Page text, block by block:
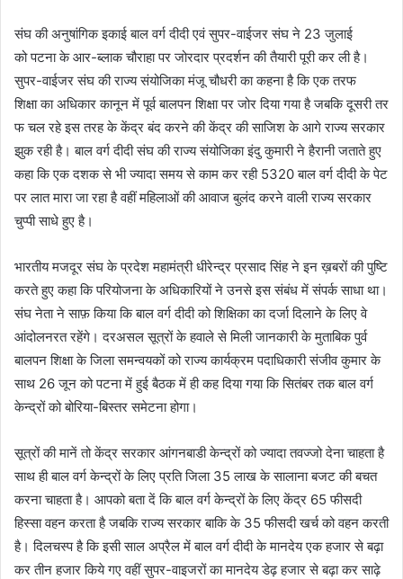
संघ की अनुषांगिक इकाई बाल वर्ग दीदी एवं सुपर-वाईजर संघ ने 23 जुलाई
को पटना के आर-ब्लाक चौराहा पर जोरदार प्रदर्शन की तैयारी पूरी कर ली है।
सुपर-वाईजर संघ की राज्य संयोजिका मंजू चौधरी का कहना है कि एक तरफ
शिक्षा का अधिकार कानून में पूर्व बालपन शिक्षा पर जोर दिया गया है जबकि दूसरी तर
फ चल रहे इस तरह के केंद्र बंद करने की केंद्र की साजिश के आगे राज्य सरकार
झुक रही है। बाल वर्ग दीदी संघ की राज्य संयोजिका इंदु कुमारी ने हैरानी जताते हुए
कहा कि एक दशक से भी ज्यादा समय से काम कर रही 5320 बाल वर्ग दीदी के पेट
पर लात मारा जा रहा है वहीं महिलाओं की आवाज बुलंद करने वाली राज्य सरकार
चुप्पी साधे हुए है।
भारतीय मजदूर संघ के प्रदेश महामंत्री धीरेन्द्र प्रसाद सिंह ने इन ख़बरों की पुष्टि
करते हुए कहा कि परियोजना के अधिकारियों ने उनसे इस संबंध में संपर्क साधा था।
संघ नेता ने साफ़ किया कि बाल वर्ग दीदी को शिक्षिका का दर्जा दिलाने के लिए वे
आंदोलनरत रहेंगे। दरअसल सूत्रों के हवाले से मिली जानकारी के मुताबिक पुर्व
बालपन शिक्षा के जिला समन्वयकों को राज्य कार्यक्रम पदाधिकारी संजीव कुमार के
साथ 26 जून को पटना में हुई बैठक में ही कह दिया गया कि सितंबर तक बाल वर्ग
केन्द्रों को बोरिया-बिस्तर समेटना होगा।
सूत्रों की मानें तो केंद्र सरकार आंगनबाडी केन्द्रों को ज्यादा तवज्जो देना चाहता है
साथ ही बाल वर्ग केन्द्रों के लिए प्रति जिला 35 लाख के सालाना बजट की बचत
करना चाहता है। आपको बता दें कि बाल वर्ग केन्द्रों के लिए केंद्र 65 फीसदी
हिस्सा वहन करता है जबकि राज्य सरकार बाकि के 35 फीसदी खर्च को वहन करती
है। दिलचस्प है कि इसी साल अप्रैल में बाल वर्ग दीदी के मानदेय एक हजार से बढ़ा
कर तीन हजार किये गए वहीं सुपर-वाइजरों का मानदेय डेढ़ हजार से बढ़ा कर साढ़े